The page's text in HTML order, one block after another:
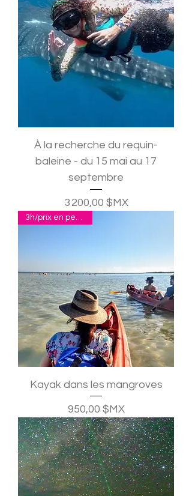
À la recherche du requin-
baleine - du 15 mai au 17
septembre
Prix
3 200,00 $MX
Kayak dans les mangroves
Prix
950,00 $MX